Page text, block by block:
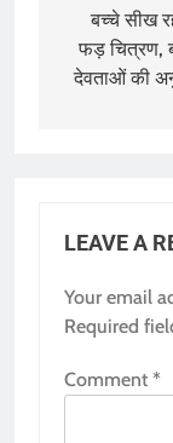
बच्चे सीख
फड़ चित्रण,
देवताओं की
LEAVE A
Your email
Required
Comment *